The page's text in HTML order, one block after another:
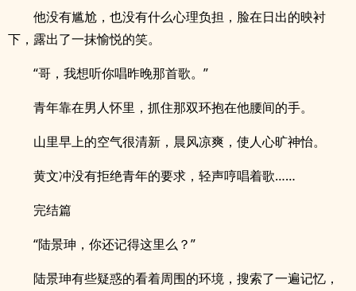
他没有尴尬，也没有什么心理负担，脸在日出的映衬
下，露出了一抹愉悦的笑。
“哥，我想听你唱昨晚那首歌。”
青年靠在男人怀里，抓住那双环抱在他腰间的手。
山里早上的空气很清新，晨风凉爽，使人心旷神怡。
黄文冲没有拒绝青年的要求，轻声哼唱着歌……
完结篇
“陆景珅，你还记得这里么？”
陆景珅有些疑惑的看着周围的环境，搜索了一遍记忆，